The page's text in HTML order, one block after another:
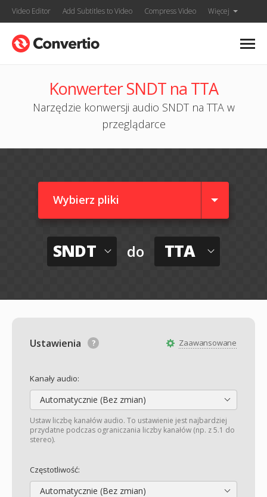
Video Editor Add Subtitles to Video Compress Video Więcej
Konwerter SNDT na TTA
Narzędzie konwersji audio SNDT na TTA w
przeglądarce
Wybierz pliki
SNDT do TTA
Zaawansowane
Ustawienia
Kanały audio:
Automatycznie (Bez zmian)
Ustaw liczbę kanałów audio. To ustawienie jest najbardziej
przydatne podczas ograniczania liczby kanałów (np. z 5.1 do
stereo).
Częstotliwość:
Automatycznie (Bez zmian)